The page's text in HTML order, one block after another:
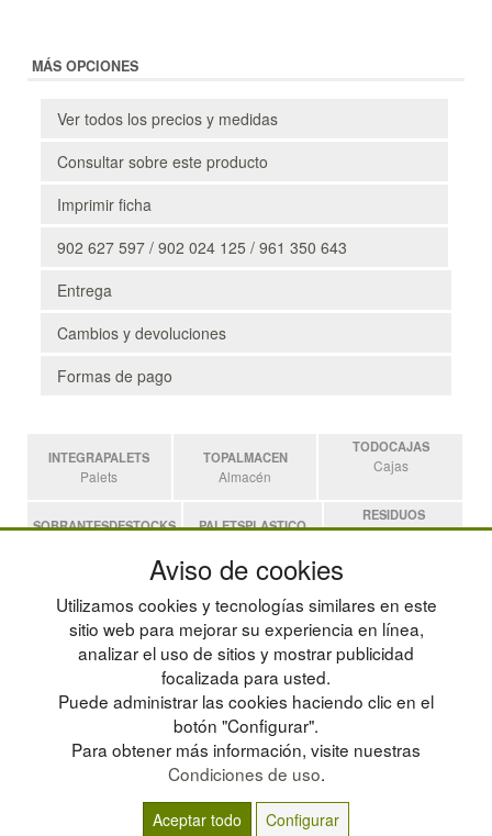
MÁS OPCIONES
Ver todos los precios y medidas
Consultar sobre este producto
Imprimir ficha
902 627 597 / 902 024 125 / 961 350 643
Entrega
Cambios y devoluciones
Formas de pago
INTEGRAPALETS
Palets
TOPALMACEN
Almacén
TODOCAJAS
Cajas
SOBRANTESDESTOCKS PALETSPLASTICO
RESIDUOS
Residuos
Estanterias
POLÍTICA DE PRIVACIDAD
CONDICIONES DE USO
CAMBIOS Y DEVOLUCIONES
CONTACTO
MAPA WEB
PREGUNTAS FRECUENTES
INGRESA A TU CUENTA
© residuos.com - Todos los derechos reservados
Aviso de cookies
Utilizamos cookies y tecnologías similares en este
sitio web para mejorar su experiencia en línea,
analizar el uso de sitios y mostrar publicidad
focalizada para usted.
Puede administrar las cookies haciendo clic en el
botón "Configurar".
Para obtener más información, visite nuestras
Condiciones de uso.
Aceptar todo Configurar